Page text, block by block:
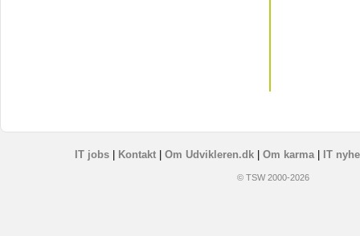
IT jobs| Kontakt| Om Udvikleren.dk| Om karma| IT
© TSW 2000-2026